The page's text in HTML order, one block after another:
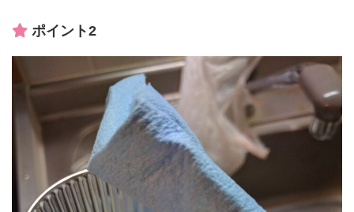
ポイント2